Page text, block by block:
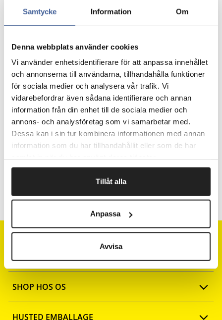
Samtycke Information Om
Denna webbplats använder cookies
Vi använder enhetsidentifierare för att anpassa innehållet
och annonserna till användarna, tillhandahålla funktioner
för sociala medier och analysera vår trafik. Vi
vidarebefordrar även sådana identifierare och annan
information från din enhet till de sociala medier och
annons- och analysföretag som vi samarbetar med.
Dessa kan i sin tur kombinera informationen med annan
information som du har tillhandahållit eller som de har
Tillåt alla
Anpassa
Avvisa
Gavepapir Box cons. mix ensfarvet
50st
Fragtfrit når du handler for 1.900,-
Afsendelse samme dag ved bestilling
inden kl 10
Artikelnr. Bredde cm
SHOP HOS OS
Opret konto
HUSTED EMBALLAGE